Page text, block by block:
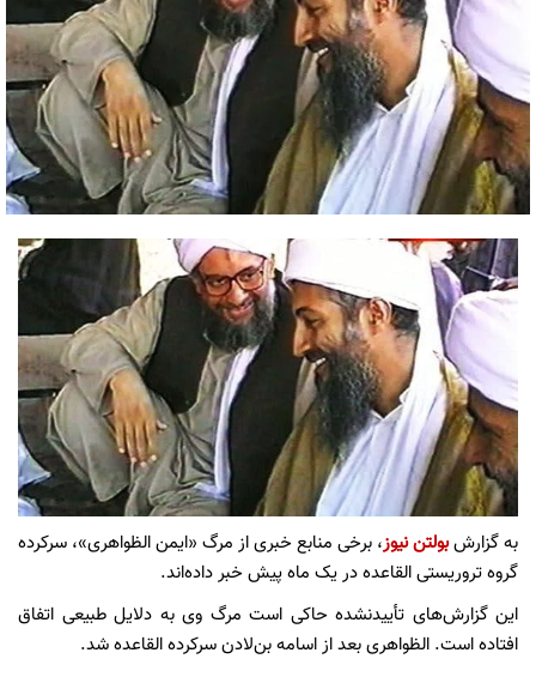
به گزارشبولتن نیوز، برخی منابع خبری از مرگ «ایمن الظواهری»، سرکرده
گروه تروریستی القاعده در یک ماه پیش خبر داده‌اند.
این گزارش‌‌های تأییدنشده حاکی است مرگ وی به دلایل طبیعی اتفاق
افتاده است. الظواهری بعد از اسامه بن‌لادن سرکرده القاعده شد.